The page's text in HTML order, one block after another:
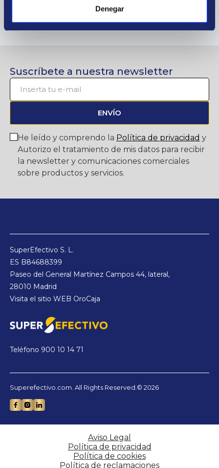
Denegar
Suscríbete a nuestra newsletter
ENVÍO
He leído y comprendo la Política de privacidad y
Autorizo el tratamiento de mis datos para recibir
la newsletter y comunicaciones comerciales
sobre productos y servicios.
SuperEfectivo S. L.
ES B84688399
Paseo del General Martínez Campos 44, lateral,
28010 Madrid
Visita el sitio WEB OroCaja
Teléfono 900 10 14 71
Superefectivo.com. All Rights Reserved.© 2026
Aviso Legal
Política de privacidad
Política de cookies
Política de reclamaciones